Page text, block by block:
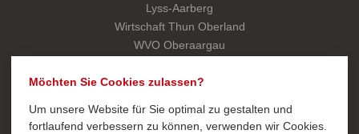
Möchten Sie Cookies zulassen?
Um unsere Website für Sie optimal zu gestalten und
fortlaufend verbessern zu können, verwenden wir Cookies.
Lyss-Aarberg
Wirtschaft Thun Oberland
WVO Oberaargau
SCHNELLZUGRIFF